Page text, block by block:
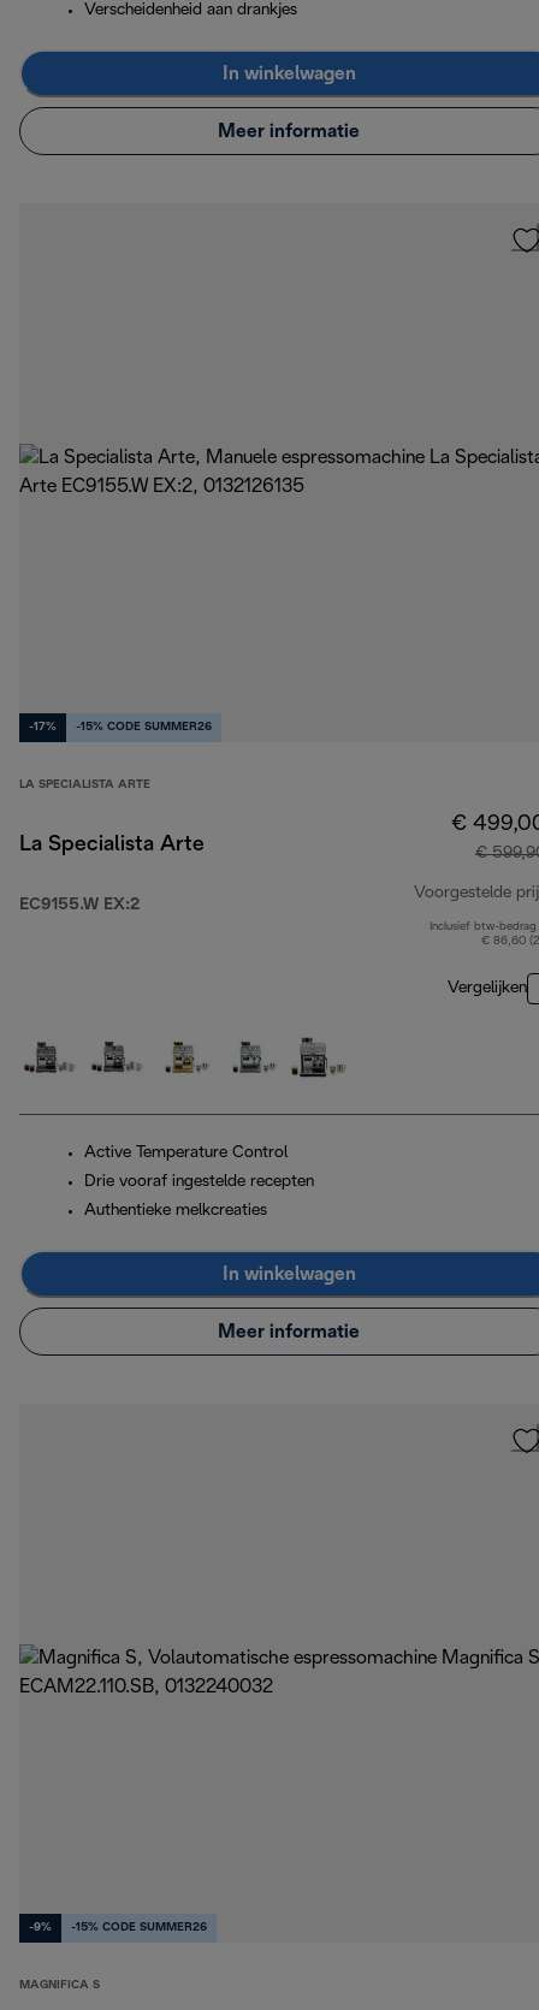
Verscheidenheid aan drankjes
In winkelwagen
Meer informatie
-17% -15% CODE SUMMER26
LA SPECIALISTA ARTE
La Specialista Arte
EC9155.W EX:2
€
€
Voorgestelde
Inclusief btw-bedrag
€ 86,60
Vergelijken
Active Temperature Control
Drie vooraf ingestelde recepten
Authentieke melkcreaties
In winkelwagen
Meer informatie
-9% -15% CODE SUMMER26
MAGNIFICA S